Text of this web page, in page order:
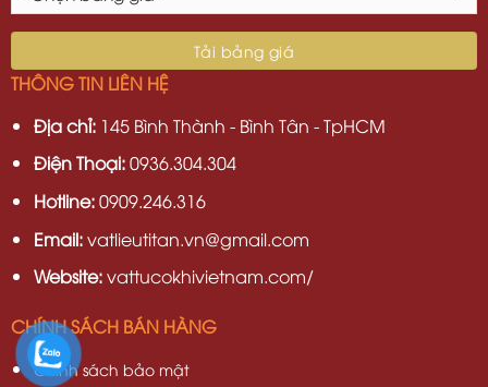
THÔNG TIN LIÊN HỆ
Địa chỉ:145 Bình Thành - Bình Tân - TpHCM
Điện Thoại:0936.304.304
Hotline:0909.246.316
Email:vatlieutitan.vn@gmail.com
Website:vattucokhivietnam.com/
CHÍNH SÁCH BÁN HÀNG
Chính sách bảo mật